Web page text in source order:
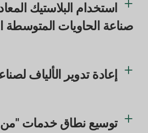
استخدام البلاستيك
صناعة الحاويات المتوسطة
إعادة تدوير الألياف
توسيع نطاق خدمات "من